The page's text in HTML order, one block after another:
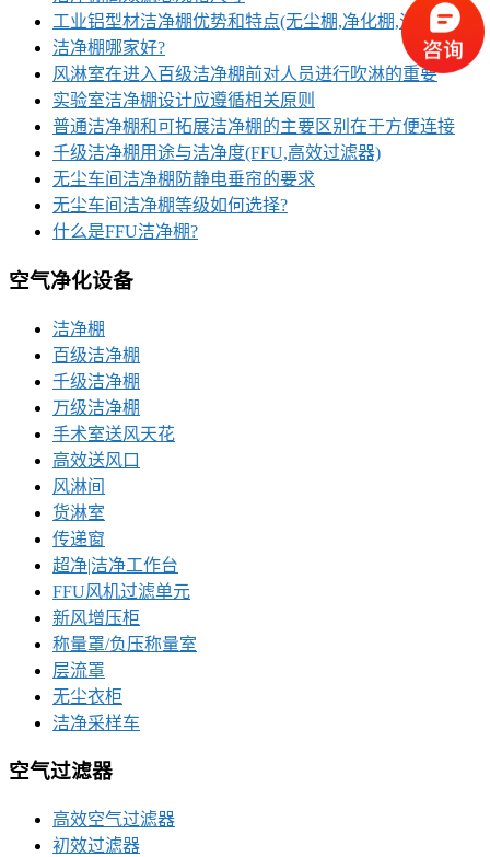
工业铝型材洁净棚优势和特点(无尘棚,净化棚,洁净房)
洁净棚哪家好?
风淋室在进入百级洁净棚前对人员进行吹淋的重要
实验室洁净棚设计应遵循相关原则
普通洁净棚和可拓展洁净棚的主要区别在于方便连接
千级洁净棚用途与洁净度(FFU,高效过滤器)
无尘车间洁净棚防静电垂帘的要求
无尘车间洁净棚等级如何选择?
什么是FFU洁净棚?
空气净化设备
洁净棚
百级洁净棚
千级洁净棚
万级洁净棚
手术室送风天花
高效送风口
风淋间
货淋室
传递窗
超净|洁净工作台
FFU风机过滤单元
新风增压柜
称量罩/负压称量室
层流罩
无尘衣柜
洁净采样车
空气过滤器
高效空气过滤器
初效过滤器